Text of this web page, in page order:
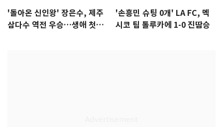
'돌아온 신인왕' 장은수, 제주
삼다수 역전 우승…생애 첫승
'손흥민 슈팅 0개' LA FC, 멕
시코 팀 톨루카에 1-0 진땀승